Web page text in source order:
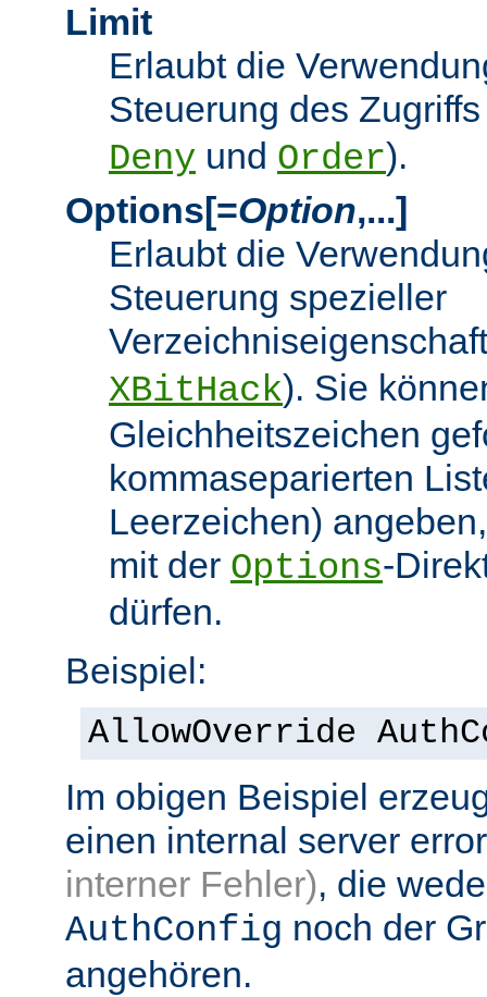
Limit
Erlaubt die
Steuerung des
Deny und Order).
Options[=Option,...]
Erlaubt die
Steuerung spezieller
XBitHack). Sie
Gleichheitszeichen
kommaseparierten
Leerzeichen)
mit der Options-
dürfen.
Beispiel:
AllowOverride
Im obigen Beispiel
einen internal server
interner Fehler), die
AuthConfig noch der
angehören.